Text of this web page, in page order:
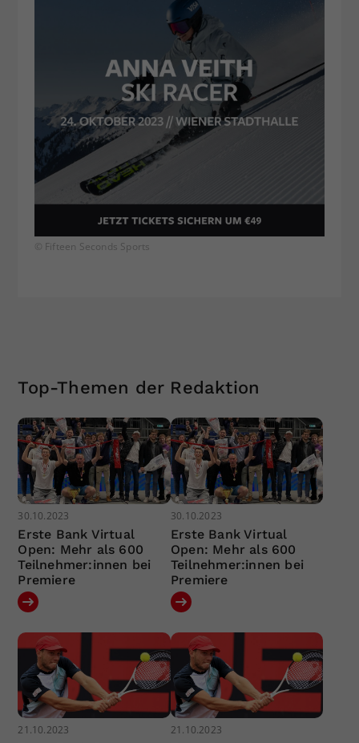
© Fifteen Seconds Sports
Top-Themen der Redaktion
30.10.2023
Erste Bank Virtual
Open: Mehr als 600
Teilnehmer:innen bei
Premiere
30.10.2023
Erste Bank Virtual
Open: Mehr als 600
Teilnehmer:innen bei
Premiere
21.10.2023 21.10.2023